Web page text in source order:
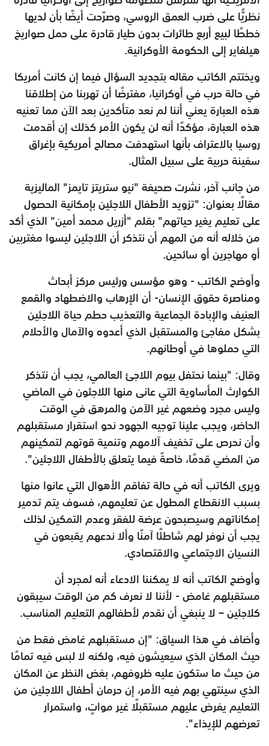
نظريًّا على ضرب العمق الروسي، وصرّحت أيضًا بأن لديها
خططًا لبيع أربع طائرات بدون طيار قادرة على حمل صواريخ
هيلفاير إلى الحكومة الأوكرانية.
ويختتم الكاتب مقاله بتجديد السؤال فيما إن كانت أمريكا
في حالة حرب في أوكرانيا، مفترضًا أن تهربنا من إطلاقنا
هذه العبارة يعني أننا لم نعد متأكدين بعد الآن مما تعنيه
هذه العبارة، مؤكدًا أنه لن يكون الأمر كذلك إن أقدمت
روسيا بالاعتراف بأنها استهدفت مصالح أمريكية بإغراق
سفينة حربية على سبيل المثال.
من جانب آخر، نشرت صحيفة "نيو ستريتز تايمز" الماليزية
مقالًا بعنوان: "تزويد الأطفال اللاجئين بإمكانية الحصول
على تعليم يغير حياتهم" بقلم "أزريل محمد أمين" الذي أكد
من خلاله أنه من المهم أن نتذكر أن اللاجئين ليسوا مغتربين
أو مهاجرين أو سائحين.
وأوضح الكاتب - وهو مؤسس ورئيس مركز أبحاث
ومناصرة حقوق الإنسان- أن الإرهاب والاضطهاد والقمع
العنيف والإبادة الجماعية والتعذيب حطم حياة اللاجئين
بشكل مفاجئ والمستقبل الذي أعدوه والآمال والأحلام
التي حملوها في أوطانهم.
وقال: "بينما نحتفل بيوم اللاجئ العالمي، يجب أن نتذكر
الكوارث المأساوية التي عانى منها اللاجئون في الماضي
وليس مجرد وضعهم غير الآمن والمرهق في الوقت
الحاضر، ويجب علينا توجيه الجهود نحو استقرار مستقبلهم
وأن نحرص على تخفيف آلامهم وتنمية قوتهم لتمكينهم
من المضي قدمًا، خاصةً فيما يتعلق بالأطفال اللاجئين".
ويرى الكاتب أنه في حالة تفاقم الأهوال التي عانوا منها
بسبب الانقطاع المطول عن تعليمهم، فسوف يتم تدمير
إمكاناتهم وسيصبحون عرضة للفقر وعدم التمكين لذلك
يجب أن نوفر لهم شاطئًا آمنًا وألا ندعهم يقبعون في
النسيان الاجتماعي والاقتصادي.
وأوضح الكاتب أنه لا يمكننا الادعاء أنه لمجرد أن
مستقبلهم غامض - لأننا لا نعرف كم من الوقت سيبقون
كلاجئين – لا ينبغي أن نقدم لأطفالهم التعليم المناسب.
وأضاف في هذا السياق: "إن مستقبلهم غامض فقط من
حيث المكان الذي سيعيشون فيه، ولكنه لا لبس فيه تمامًا
من حيث ما ستكون عليه ظروفهم، بغض النظر عن المكان
الذي سينتهي بهم فيه الأمر، إن حرمان أطفال اللاجئين من
التعليم يفرض عليهم مستقبلًا غير مواتٍ، واستمرار
تعرضهم للإيذاء".